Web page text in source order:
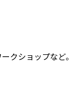
クショップなど。